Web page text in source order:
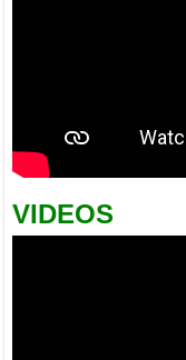
VIDEOS